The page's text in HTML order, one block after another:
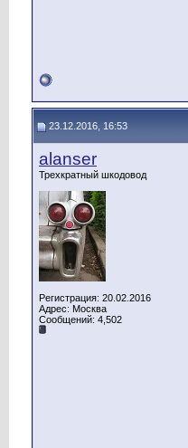
23.12.2016, 16:53
alanser
Трехкратный шкодовод
Регистрация: 20.02.2016
Адрес: Москва
Сообщений: 4,502